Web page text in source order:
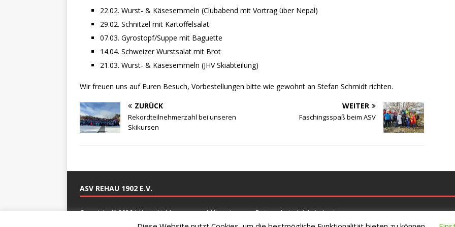
22.02. Wurst- & Käsesemmeln (Clubabend mit Vortrag über Nepal)
29.02. Schnitzel mit Kartoffelsalat
07.03. Gyrostopf/Suppe mit Baguette
14.04. Schweizer Wurstsalat mit Brot
21.03. Wurst- & Käsesemmeln (JHV Skiabteilung)
Wir freuen uns auf Euren Besuch, Vorbestellungen bitte wie gewohnt an Stefan Schmidt richten.
ZURÜCK
Rekordteilnehmerzahl bei unseren
Skikursen
WEITER
Faschingsspaß beim ASV
ASV REHAU 1902 E.V.
Copyright © 2026 |Kontakt|Impressum|Hinweise zum Datenschutz|Admin-Login